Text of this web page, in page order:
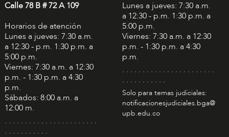
Calle 78 B # 72 A 109
Horarios de atención
Lunes a jueves: 7:30 a.m.
a 12:30 - p.m. 1:30 p.m. a
5:00 p.m.
Viernes: 7:30 a.m. a 12:30
p.m. - 1:30 p.m. a 4:30
p.m.
Sábados: 8:00 a.m. a
12:00 m.
. . . . . . . . . . . . . . . . . . . . . . .
. . . . . . . . . . .
Lunes a jueves: 7:30 a.m.
a 12:30 - p.m. 1:30 p.m. a
5:00 p.m.
Viernes: 7:30 a.m. a 12:30
p.m. - 1:30 p.m. a 4:30
p.m.
. . . . . . . . . . . . . . . . . . . . . . .
. . . . . . . . . . .
Solo para temas judiciales:
notificacionesjudiciales.bga@
upb.edu.co